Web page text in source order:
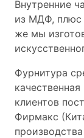
Внутренние
из МДФ, плюс
же мы
Фурнитура
клиентов
Фирмакс